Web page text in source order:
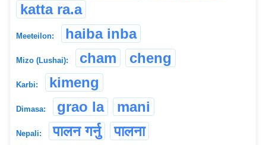
katta ra.a
Meeteilon: haiba inba
Mizo (Lushai): cham cheng
Karbi: kimeng
Dimasa: grao la mani
Nepali: पालन गर्नु पालना